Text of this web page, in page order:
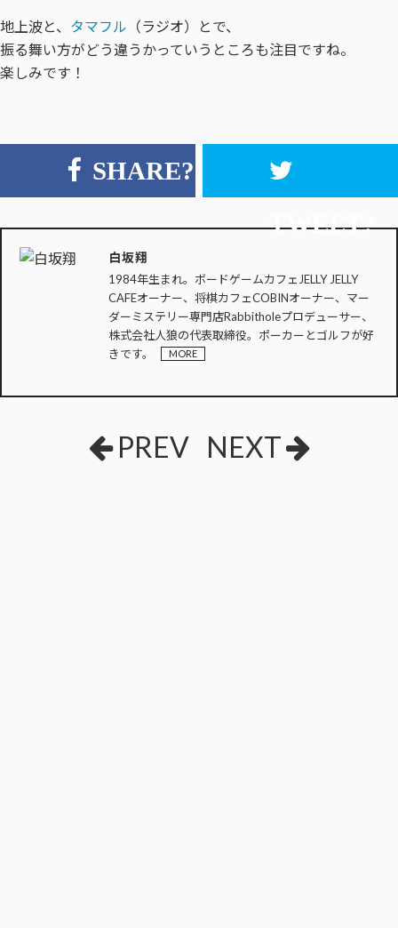
地上波と、 タマフル （ラジオ）とで、
振る舞い方がどう違うかっていうところも注目ですね。
楽しみです！
SHARE?
TWEET?
白坂翔
1984年生まれ。ボードゲームカフェJELLY JELLY
CAFEオーナー、将棋カフェCOBINオーナー、マー
ダーミステリー専門店Rabbitholeプロデューサー、
株式会社人狼の代表取締役。ポーカーとゴルフが好
きです。
MORE
PREV NEXT